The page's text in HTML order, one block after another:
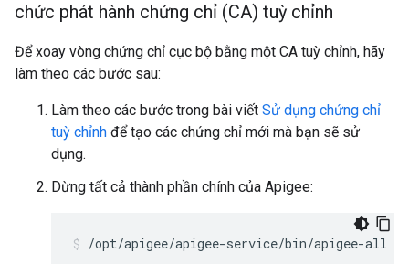
chức phát hành chứng chỉ (CA) tuỳ chỉnh
Để xoay vòng chứng chỉ cục bộ bằng một CA tuỳ chỉnh, hãy
làm theo các bước sau:
Làm theo các bước trong bài viết Sử dụng chứng chỉ
tuỳ chỉnh để tạo các chứng chỉ mới mà bạn sẽ sử
dụng.
Dừng tất cả thành phần chính của Apigee:
/opt/apigee/apigee-service/bin/apigee-all